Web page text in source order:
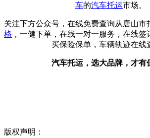
车的汽车托运市场。
关注下方公众号，在线免费查询从唐山市
格 ，一健下单，在线一对一服务，在线
买保险保单，车辆轨迹在线
汽车托运，选大品牌，才有
版权声明：